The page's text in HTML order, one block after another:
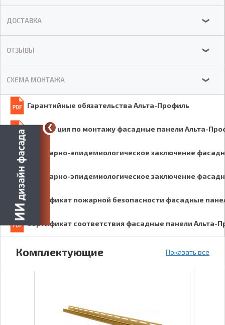
Гарантийные обязательства Альта-Профиль
Инструкция по монтажу фасадные панели Альта-
Санитарно-эпидемиологическое заключение
Санитарно-эпидемиологическое заключение
Сертификат пожарной безопасности фасадные
Сертификат соответствия фасадные панели Альта-
ДОСТАВКА ❯
ОТЗЫВЫ ❯
СХЕМА МОНТАЖА ❯
Комплектующие Показать все